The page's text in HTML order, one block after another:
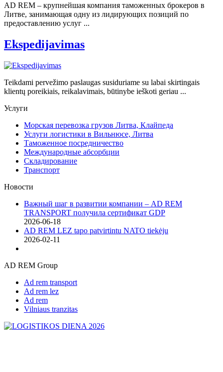
AD REM – крупнейшая компания таможенных брокеров в
Литве, занимающая одну из лидирующих позиций по
предоставлению услуг ...
Ekspedijavimas
Teikdami pervežimo paslaugas susiduriame su labai skirtingais
klientų poreikiais, reikalavimais, būtinybe ieškoti geriau ...
Услуги
Морская перевозка грузов Литва, Клайпеда
Услуги логистики в Вильнюсе, Литва
Таможенное посредничество
Международные абсорбции
Складирование
Транспорт
Новости
Важный шаг в развитии компании – AD REM
TRANSPORT получила сертификат GDP
2026-06-18
AD REM LEZ tapo patvirtintu NATO tiekėju
2026-02-11
AD REM Group
Ad rem transport
Ad rem lez
Ad rem
Vilniaus tranzitas